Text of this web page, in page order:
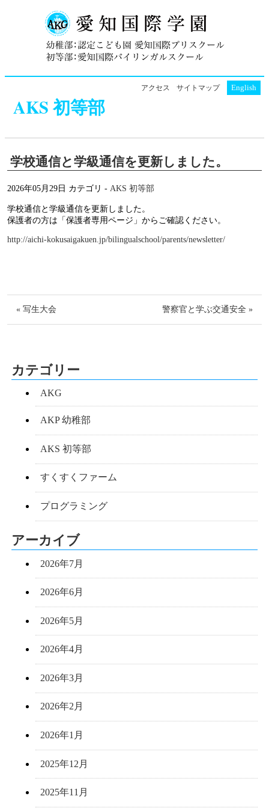
アクセス サイトマップ English
AKS 初等部
学校通信と学級通信を更新しました。
2026年05月29日 カテゴリ -AKS 初等部
学校通信と学級通信を更新しました。
保護者の方は「保護者専用ページ」からご確認ください。
http://aichi-kokusaigakuen.jp/bilingualschool/parents/newsletter/
« 写生大会 警察官と学ぶ交通安全 »
カテゴリー
AKG
AKP 幼稚部
AKS 初等部
すくすくファーム
プログラミング
アーカイブ
2026年7月
2026年6月
2026年5月
2026年4月
2026年3月
2026年2月
2026年1月
2025年12月
2025年11月